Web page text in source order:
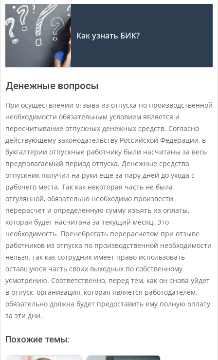
Как узнать БИК?
Денежные вопросы
При осуществлении отзыва из отпуска по производственной
необходимости обязательным условием является и
пересчитывание отпускных денежных средств. Согласно
действующему законодательству Российской Федерации, в
бухгалтерии отпускные работнику были насчитаны за весь
предполагаемый период отпуска. Денежные средства
отпускник получил на руки еще за пару дней до ухода с
рабочего места. Так как некоторая часть не была
отгулянной, обязательно необходимо произвести
перерасчет и определенную сумму изъять из оплаты,
которая будет насчитана за текущий месяц. Это
необходимость. Пренебрегать перерасчетом при отзыве
работников из отпуска по производственной необходимости
нельзя, так как сотрудник имеет право использовать
оставшуюся часть своих выходных по собственному
усмотрению. Соответственно, перед тем, как он снова уйдет
в отпуск, организация, которая является работодателем,
обязательно должна будет предоставить ему полную оплату
за эти дни.
Похожие темы: